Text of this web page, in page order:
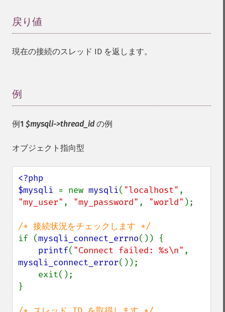
戻り値
現在の接続のスレッド ID を返します。
例
例1 $mysqli->thread_idの例
オブジェクト指向型
<?php
$mysqli = new mysqli( "localhost"
"my_user" , "my_password" , "world" );
if (mysqli_connect_errno()) {
printf( "Connect failed: %s\n"
mysqli_connect_error());
}